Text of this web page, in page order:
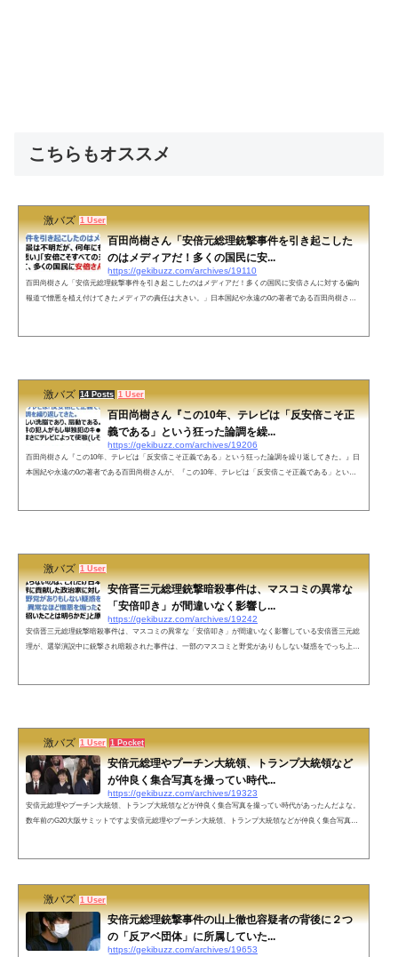
こちらもオススメ
激バズ 1 User
百田尚樹さん「安倍元総理銃撃事件を引き起こした
のはメディアだ！多くの国民に安...
https://gekibuzz.com/archives/19110
百田尚樹さん「安倍元総理銃撃事件を引き起こしたのはメディアだ！多くの国民に安倍さんに対する偏向
報道で憎悪を植え付けてきたメディアの責任は大きい。」日本国紀や永遠の0の著者である百田尚樹さん
激バズ 14 Posts 1 User
百田尚樹さん『この10年、テレビは「反安倍こそ正
義である」という狂った論調を繰...
https://gekibuzz.com/archives/19206
百田尚樹さん『この10年、テレビは「反安倍こそ正義である」という狂った論調を繰り返してきた。』日
本国紀や永遠の0の著者である百田尚樹さんが、『この10年、テレビは「反安倍こそ正義である」という
激バズ 1 User
安倍晋三元総理銃撃暗殺事件は、マスコミの異常な
「安倍叩き」が間違いなく影響し...
https://gekibuzz.com/archives/19242
安倍晋三元総理銃撃暗殺事件は、マスコミの異常な「安倍叩き」が間違いなく影響している安倍晋三元総
理が、選挙演説中に銃撃され暗殺された事件は、一部のマスコミと野党がありもしない疑惑をでっち上げ
激バズ 1 User 1 Pocket
安倍元総理やプーチン大統領、トランプ大統領など
が仲良く集合写真を撮ってい時代...
https://gekibuzz.com/archives/19323
安倍元総理やプーチン大統領、トランプ大統領などが仲良く集合写真を撮ってい時代があったんだよな。
数年前のG20大阪サミットですよ安倍元総理やプーチン大統領、トランプ大統領などが仲良く集合写真撮
激バズ 1 User
安倍元総理銃撃事件の山上徹也容疑者の背後に２つ
の「反アベ団体」に所属していた...
https://gekibuzz.com/archives/19653